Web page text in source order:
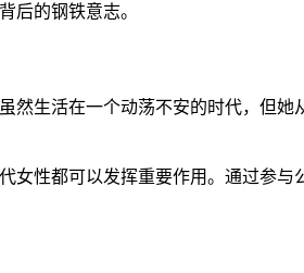
后的钢铁意志。
生活在一个动荡不安的时代，但
女性都可以发挥重要作用。通过参